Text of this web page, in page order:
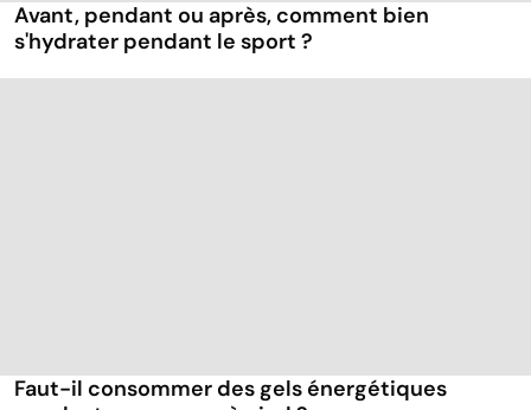
Avant, pendant ou après, comment bien
s'hydrater pendant le sport ?
Faut-il consommer des gels énergétiques